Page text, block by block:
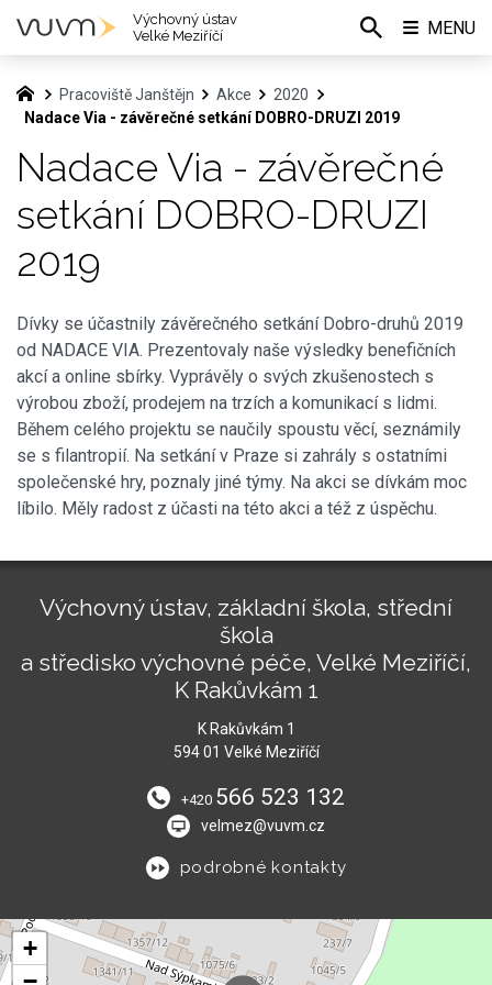
Pracoviště Janštějn Akce
2020
Nadace Via - závěrečné setkání DOBRO-DRUZI 2019
Nadace Via - závěrečné
setkání DOBRO-DRUZI
2019
Dívky se účastnily závěrečného setkání Dobro-druhů 2019
od NADACE VIA. Prezentovaly naše výsledky benefičních
akcí a online sbírky. Vyprávěly o svých zkušenostech s
výrobou zboží, prodejem na trzích a komunikací s lidmi.
Během celého projektu se naučily spoustu věcí, seznámily
se s filantropií. Na setkání v Praze si zahrály s ostatními
společenské hry, poznaly jiné týmy. Na akci se dívkám moc
líbilo. Měly radost z účasti na této akci a též z úspěchu.
Výchovný ústav, základní škola, střední
škola
a středisko výchovné péče, Velké Meziříčí,
K Rakůvkám 1
K Rakůvkám 1
594 01 Velké Meziříčí
+420 566 523 132
velmez@vuvm.cz
podrobné kontakty
+
Výchovný ústav
Velké Meziříčí
MENU